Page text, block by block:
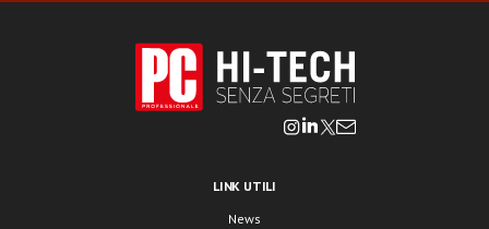
LINK UTILI
News